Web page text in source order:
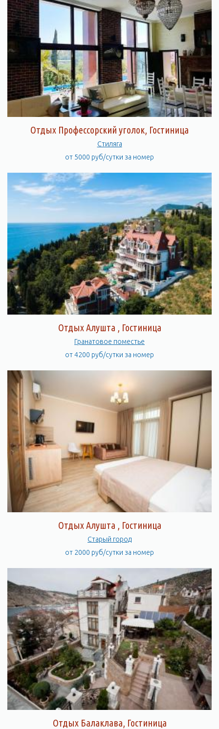
Отдых Профессорский уголок, Гостиница
Стиляга
от 5000 руб/сутки за номер
Отдых Алушта , Гостиница
Гранатовое поместье
от 4200 руб/сутки за номер
Отдых Алушта , Гостиница
Старый город
от 2000 руб/сутки за номер
Отдых Балаклава, Гостиница